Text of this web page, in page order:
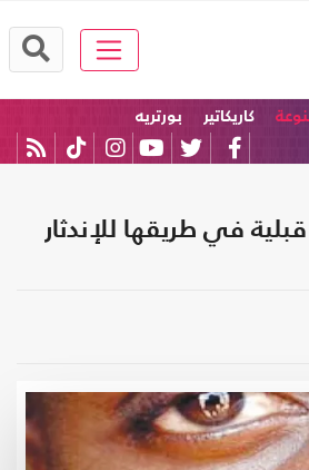
كاريكاتير بورتريه
في طريقها للإندثار